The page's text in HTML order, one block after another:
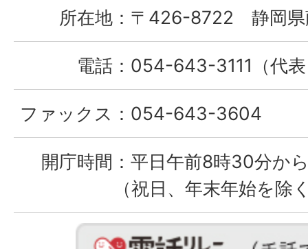
所在地： 〒426-8722 静岡県
電話： 054-643-3111（代
ファックス： 054-643-3604
開庁時間： 平日午前8時30分か
（祝日、年末年始を除